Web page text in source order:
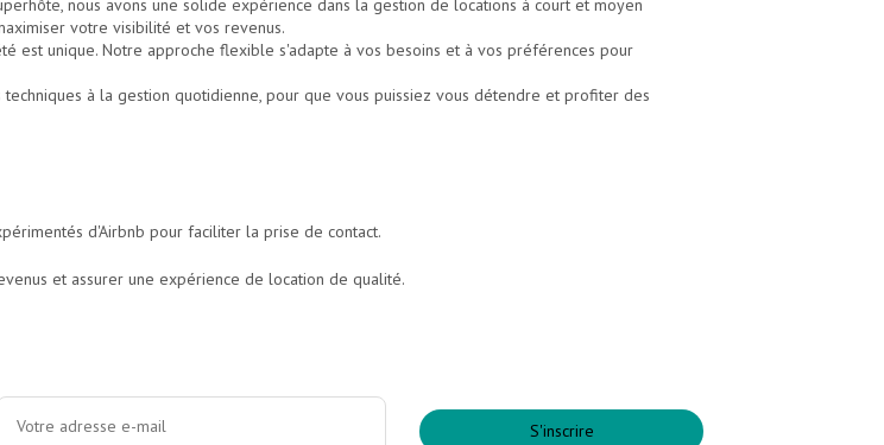
nous avons une solide expérience dans la gestion de locations à court et moyen
votre visibilité et vos revenus.
est unique. Notre approche flexible s'adapte à vos besoins et à vos préférences pour
techniques à la gestion quotidienne, pour que vous puissiez vous détendre et profiter des
d'Airbnb pour faciliter la prise de contact.
et assurer une expérience de location de qualité.
S'inscrire